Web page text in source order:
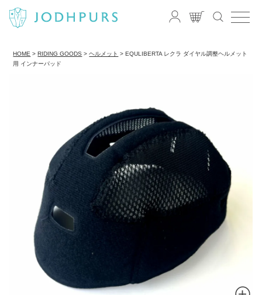
HOME RIDING GOODS ヘルメット
EQULIBERTA レクラ ダイヤル調整ヘルメット
用 インナーパッド